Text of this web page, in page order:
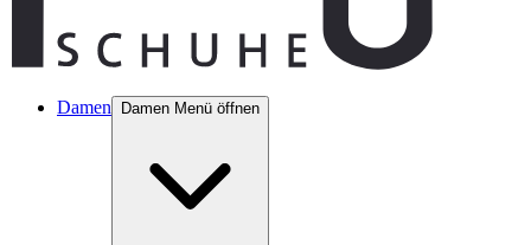
Damen Damen Menü öffnen